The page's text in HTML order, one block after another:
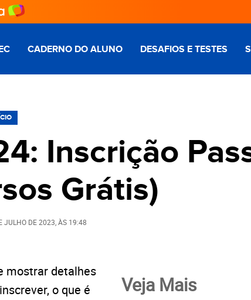
CADERNO DO ALUNO DESAFIOS E TESTES
Inscrição
Grátis)
JULHO DE 2023 , ÀS 19:48
mostrar detalhes
o que é
Veja Mais